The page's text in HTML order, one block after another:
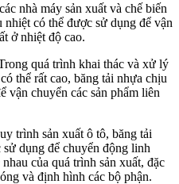
nhà máy sản xuất và chế biến
nhiệt có thể được sử dụng để vận
ở nhiệt độ cao.
quá trình khai thác và xử lý
thể rất cao, băng tải nhựa chịu
vận chuyển các sản phẩm liên
trình sản xuất ô tô, băng tải
dụng để chuyển động linh
của quá trình sản xuất, đặc
và định hình các bộ phận.